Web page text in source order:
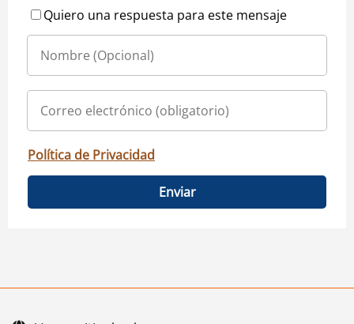
Quiero una respuesta para este mensaje
Política de Privacidad
Enviar